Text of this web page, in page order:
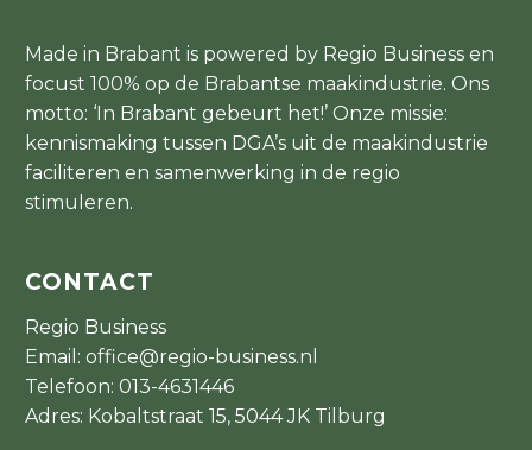
Made in Brabant is powered by Regio Business en
focust 100% op de Brabantse maakindustrie. Ons
motto: ‘In Brabant gebeurt het!’ Onze missie:
kennismaking tussen DGA’s uit de maakindustrie
faciliteren en samenwerking in de regio
stimuleren.
CONTACT
Regio Business
Email: office@regio-business.nl
Telefoon: 013-4631446
Adres: Kobaltstraat 15, 5044 JK Tilburg